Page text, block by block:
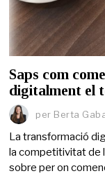
Saps com
digitalment el
per Berta
La transformació
la competitivitat de
sobre per on